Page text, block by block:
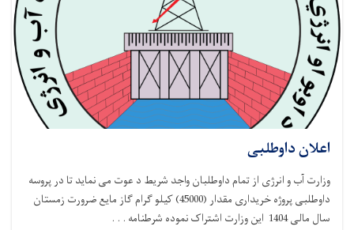
اعلان داوطلبی
وزارت آب و انرژی از تمام داوطلبان واجد شریط د عوت می نماید تا در پروسه
داوطلبی پروژه خریداری مقدار (45000) کیلو گرام گاز مایع ضرورت زمستان
سال مالی 1404 این وزارت اشتراک نموده شرطنامه . . .